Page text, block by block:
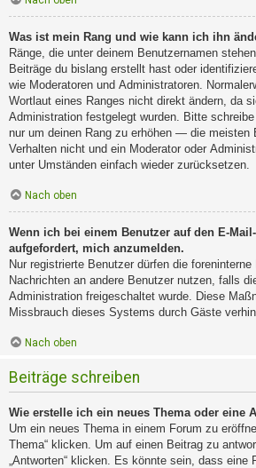
Was ist mein Rang und wie kann ich ihn
Ränge, die unter deinem Benutzernamen
Beiträge du bislang erstellt hast oder
wie Moderatoren und Administratoren.
Wortlaut eines Ranges nicht direkt ändern, da
Administration festgelegt wurden. Bitte
nur um deinen Rang zu erhöhen — die meisten
Verhalten nicht und ein Moderator oder
unter Umständen einfach wieder zurücksetzen.
Nach oben
Wenn ich bei einem Benutzer auf den E-
aufgefordert, mich anzumelden.
Nur registrierte Benutzer dürfen die
Nachrichten an andere Benutzer nutzen, falls
Administration freigeschaltet wurde. Diese
Missbrauch dieses Systems durch Gäste
Nach oben
Beiträge schreiben
Wie erstelle ich ein neues Thema oder eine
Um ein neues Thema in einem Forum zu
Thema“ klicken. Um auf einen Beitrag zu
„Antworten“ klicken. Es könnte sein, dass eine